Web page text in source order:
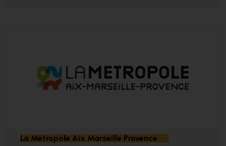
La Métropole Aix Marseille Provence